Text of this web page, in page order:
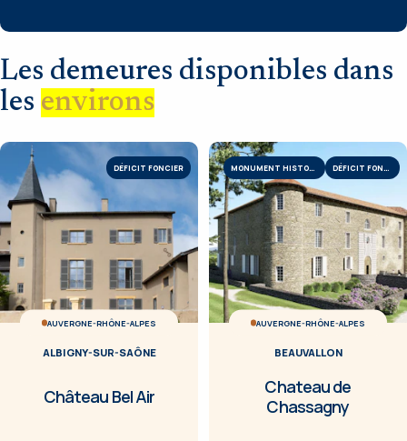
Les demeures disponibles dans
les environs
DÉFICIT FONCIER
AUVERGNE-RHÔNE-ALPES
ALBIGNY-SUR-SAÔNE
Château Bel Air
MONUMENT HISTORIQUE DÉFICIT FONCIER
AUVERGNE-RHÔNE-ALPES
BEAUVALLON
Chateau de
Chassagny